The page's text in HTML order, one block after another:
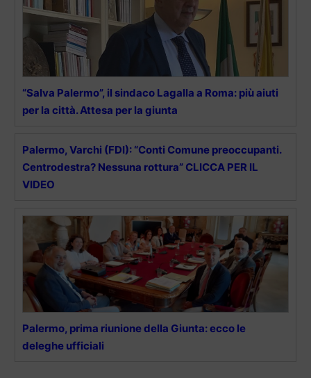
“Salva Palermo”, il sindaco Lagalla a Roma: più aiuti
per la città. Attesa per la giunta
Palermo, Varchi (FDI): “Conti Comune preoccupanti.
Centrodestra? Nessuna rottura” CLICCA PER IL
VIDEO
Palermo, prima riunione della Giunta: ecco le
deleghe ufficiali